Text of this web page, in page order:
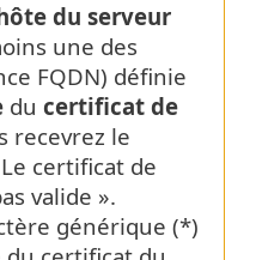
du serveur
une des
FQDN) définie
du certificat de
recevrez le
certificat de
valide ».
générique (*)